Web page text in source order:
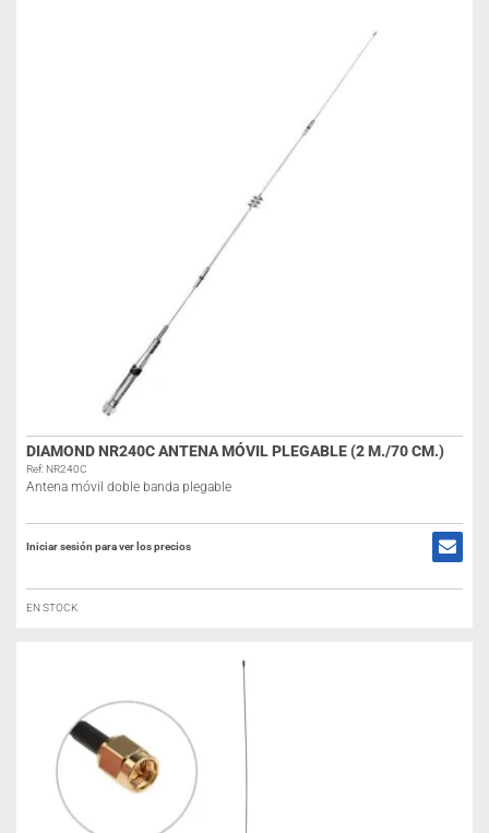
DIAMOND NR240C ANTENA MÓVIL PLEGABLE (2 M./70 CM.)
Ref: NR240C
Antena móvil doble banda plegable
Iniciar sesión para ver los precios
EN STOCK